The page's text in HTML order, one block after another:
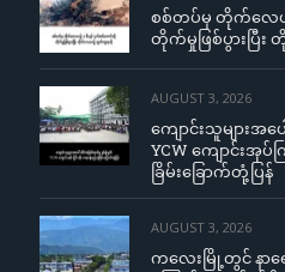
စစ်တပ်မှ တိုက်လေယ
တိုက်မှုဖြစ်ပွားပြီ
AUGUST 3, 2026
ကျောင်းသူများ
YCW ကျောင်းအုပ်
ခြိမ်းခြောက်တုံ့ပြန်
AUGUST 3, 2026
ကလေးမြို့တွင် နာရ